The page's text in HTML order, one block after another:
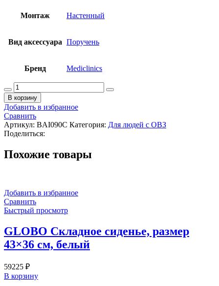
Монтаж Настенный
Вид аксессуара Поручень
Бренд Mediclinics
Количество
товара
MEDICLINICS
Поручень
настенный
угловой
(90°),
из
304,
хром
В корзину
Добавить в избранное
Сравнить
Артикул: BAI090C Категория: Для людей с ОВЗ
Поделиться:
Похожие товары
Добавить в избранное
Сравнить
Быстрый просмотр
GLOBO Складное сиденье, размер
43×36 см, белый
59225 ₽
В корзину